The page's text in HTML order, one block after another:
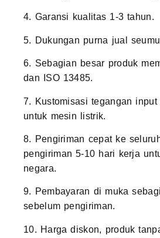
4. Garansi kualitas 1-3 tahun.
5. Dukungan purna jual
6. Sebagian besar produk
dan ISO 13485.
7. Kustomisasi tegangan
untuk mesin listrik.
8. Pengiriman cepat ke
pengiriman 5-10 hari kerja
negara.
9. Pembayaran di muka
sebelum pengiriman.
10. Harga diskon, produk